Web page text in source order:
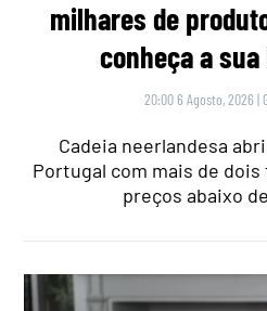
milhares de
conheça a
20:00 6 Agosto, 2026 |
Cadeia neerlandesa
Portugal com mais de
preços abaixo